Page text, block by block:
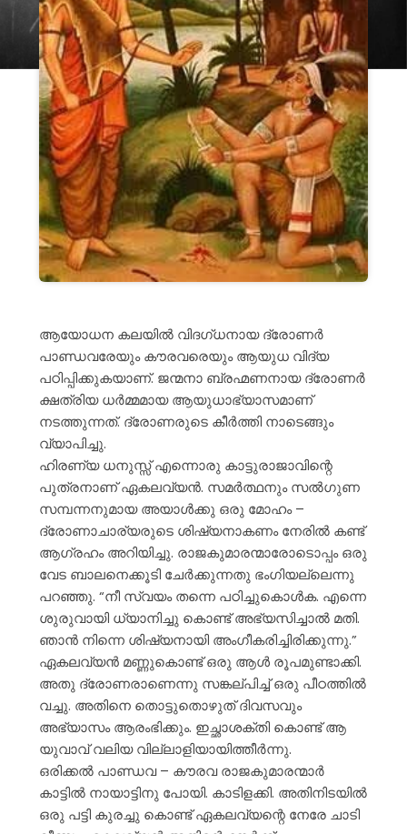
ആയോധന കലയിൽ വിദഗ്ധനായ ദ്രോണർ
പാണ്ഡവരേയും കൗരവരെയും ആയുധ വിദ്യ
പഠിപ്പിക്കുകയാണ്. ജന്മനാ ബ്രഹ്മണനായ ദ്രോണർ
ക്ഷത്രിയ ധർമ്മമായ ആയുധാഭ്യാസമാണ്
നടത്തുന്നത്. ദ്രോണരുടെ കീർത്തി നാടെങ്ങും
വ്യാപിച്ചു.
ഹിരണ്യ ധനുസ്സ് എന്നൊരു കാട്ടുരാജാവിന്റെ
പുത്രനാണ് ഏകലവ്യൻ. സമർത്ഥനും സൽഗുണ
സമ്പന്നനുമായ അയാൾക്കു ഒരു മോഹം –
ദ്രോണാചാര്യരുടെ ശിഷ്യനാകണം നേരിൽ കണ്ട്
ആഗ്രഹം അറിയിച്ചു. രാജകുമാരന്മാരോടൊപ്പം ഒരു
വേട ബാലനെക്കൂടി ചേർക്കുന്നതു ഭംഗിയല്ലെന്നു
പറഞ്ഞു. “നീ സ്വയം തന്നെ പഠിച്ചുകൊൾക. എന്നെ
ശുരുവായി ധ്യാനിച്ചു കൊണ്ട് അഭ്യസിച്ചാൽ മതി.
ഞാൻ നിന്നെ ശിഷ്യനായി അംഗീകരിച്ചിരിക്കുന്നു.”
ഏകലവ്യൻ മണ്ണുകൊണ്ട് ഒരു ആൾ രൂപമുണ്ടാക്കി.
അതു ദ്രോണരാണെന്നു സങ്കല്പിച്ച് ഒരു പീഠത്തിൽ
വച്ചു. അതിനെ തൊട്ടുതൊഴുത് ദിവസവും
അഭ്യാസം ആരംഭിക്കും. ഇച്ഛാശക്തി കൊണ്ട് ആ
യുവാവ് വലിയ വില്ലാളിയായിത്തീർന്നു.
ഒരിക്കൽ പാണ്ഡവ – കൗരവ രാജകുമാരന്മാർ
കാട്ടിൽ നായാട്ടിനു പോയി. കാടിളക്കി. അതിനിടയിൽ
ഒരു പട്ടി കുരച്ചു കൊണ്ട് ഏകലവ്യന്റെ നേരേ ചാടി